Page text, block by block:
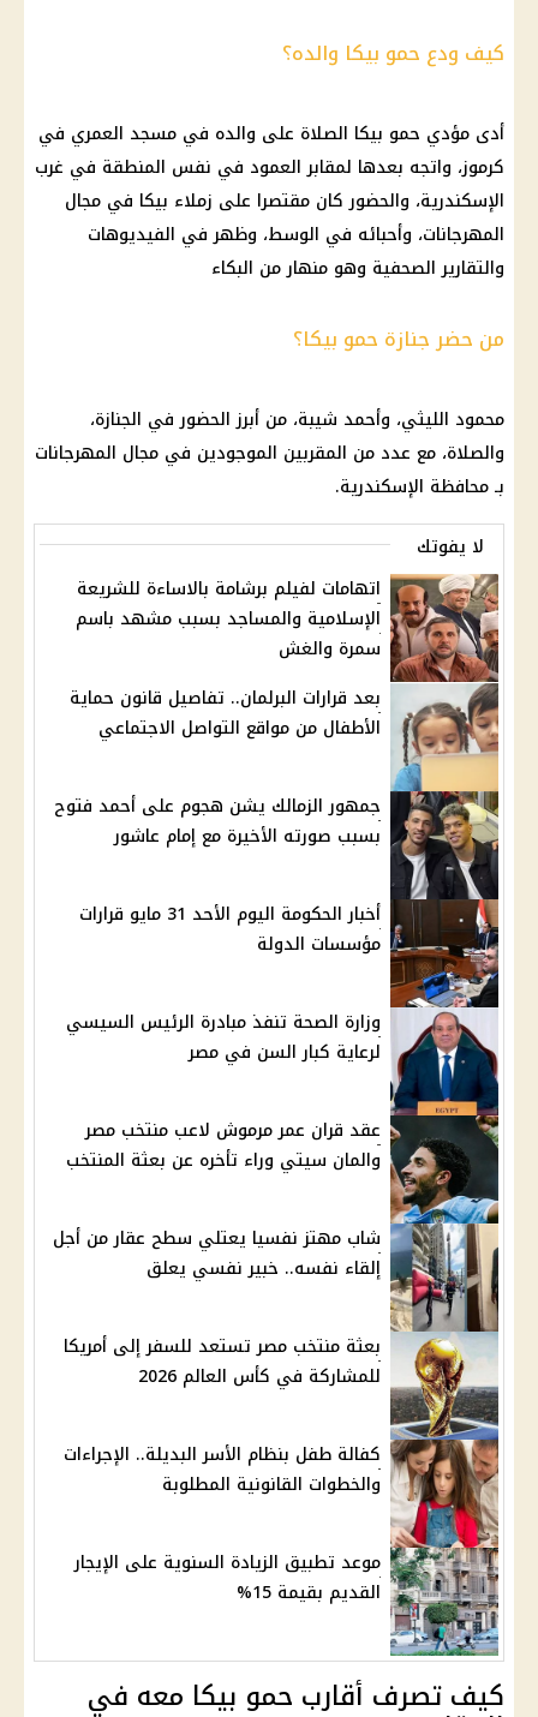
كيف ودع حمو بيكا والده؟
أدى مؤدي حمو بيكا الصلاة على والده في مسجد العمري في
كرموز، واتجه بعدها لمقابر العمود في نفس المنطقة في غرب
الإسكندرية، والحضور كان مقتصرا على زملاء بيكا في مجال
المهرجانات، وأحبائه في الوسط، وظهر في الفيديوهات
والتقارير الصحفية وهو منهار من البكاء
من حضر جنازة حمو بيكا؟
محمود الليثي، وأحمد شيبة، من أبرز الحضور في الجنازة،
والصلاة، مع عدد من المقربين الموجودين في مجال المهرجانات
بـ محافظة الإسكندرية.
لا يفوتك
اتهامات لفيلم برشامة بالاساءة للشريعة
الإسلامية والمساجد بسبب مشهد باسم
سمرة والغش
بعد قرارات البرلمان.. تفاصيل قانون حماية
الأطفال من مواقع التواصل الاجتماعي
جمهور الزمالك يشن هجوم على أحمد فتوح
بسبب صورته الأخيرة مع إمام عاشور
أخبار الحكومة اليوم الأحد 31 مايو قرارات
مؤسسات الدولة
وزارة الصحة تنفذ مبادرة الرئيس السيسي
لرعاية كبار السن في مصر
عقد قران عمر مرموش لاعب منتخب مصر
والمان سيتي وراء تأخره عن بعثة المنتخب
شاب مهتز نفسيا يعتلي سطح عقار من أجل
إلقاء نفسه.. خبير نفسي يعلق
بعثة منتخب مصر تستعد للسفر إلى أمريكا
للمشاركة في كأس العالم 2026
كفالة طفل بنظام الأسر البديلة.. الإجراءات
والخطوات القانونية المطلوبة
موعد تطبيق الزيادة السنوية على الإيجار
القديم بقيمة 15%
كيف تصرف أقارب حمو بيكا معه في